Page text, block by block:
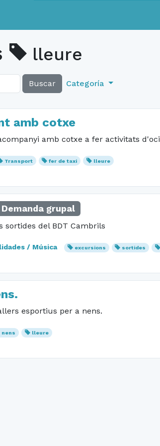
lleure
Buscar Categoría
amb cotxe
amb cotxe a fer activitats d'oci
Transport fer de taxi lleure
Demanda grupal
sortides del BDT Cambrils
/ Música excursions sortides
esportius per a nens.
nens lleure